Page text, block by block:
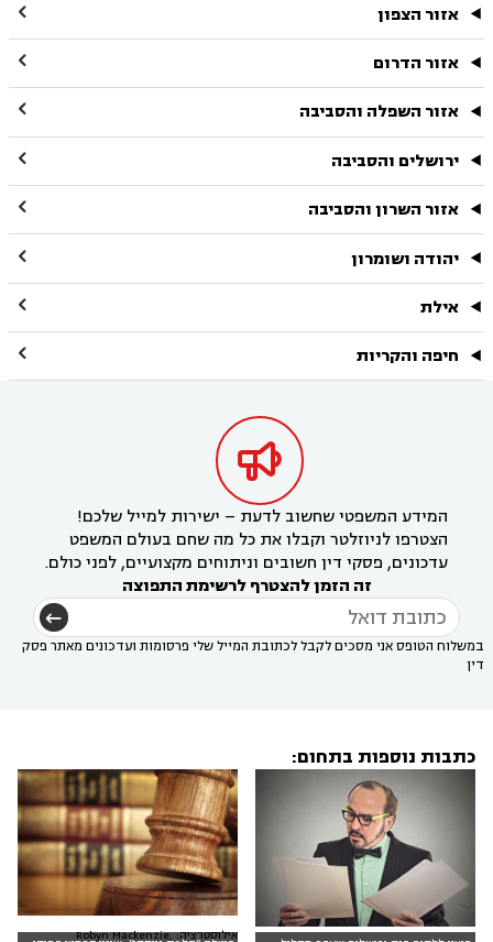
אזור הצפון 
אזור הדרום 
אזור השפלה והסביבה 
ירושלים והסביבה 
אזור השרון והסביבה 
יהודה ושומרון 
אילת 
חיפה והקריות 

המידע המשפטי שחשוב לדעת – ישירות למייל שלכם!
הצטרפו לניוזלטר וקבלו את כל מה שחם בעולם המשפט
עדכונים, פסקי דין חשובים וניתוחים מקצועיים, לפני כולם.
זה הזמן להצטרף לרשימת התפוצה
במשלוח הטופס אני מסכים לקבל לכתובת המייל שלי פרסומות ועדכונים מאתר פסק
דין
כתבות נוספות בתחום:
אילוסטרציה: Robyn Mackenzie,